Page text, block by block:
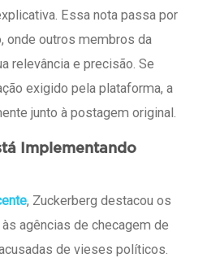
Essa nota passa por
onde outros membros da
relevância e precisão. Se
exigido pela plataforma, a
junto à postagem original.
Implementando
, Zuckerberg destacou os
agências de checagem de
de vieses políticos.